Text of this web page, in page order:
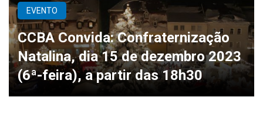
EVENTO
CCBA Convida: Confraternização
Natalina, dia 15 de dezembro 2023
(6ª-feira), a partir das 18h30